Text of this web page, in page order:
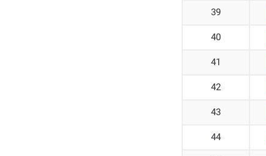
39
40
41
42
43
44